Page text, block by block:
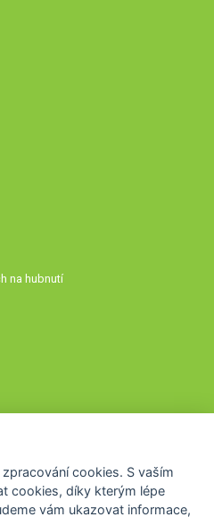
na hubnutí
cookies. S vaším
cookies, díky kterým lépe
vám ukazovat informace,